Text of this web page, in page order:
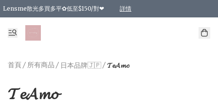
Lensme散光多買多平✿低至$150/對❤ 詳情
台灣Karacon⁩✧日拋 特價清貨❁⃘
日本韓國多款日/月拋現貨☼ 特價❤︎數量有限 售完即止
🇰🇷韓國多款月拋現貨 特價兩對$99✿數量有限 售完即止♫
精選商品，任選買2件或以上9 折；買4件或以上85 折；買6件或以上8 折
精選商品，任選買2件HKD 140.00；買4件HKD 260.00
精選商品，任選買2件HKD 190.00；買4件HKD 360.00
精選商品，任選買2件HKD 110.00；買4件HKD 180.00
精選商品，任選買2件HKD 170.00；買4件HKD 320.00
精選商品，任選買2件或以上減HKD 148.00
精選商品，任選買2件或以上減HKD 148.00
精選商品，任選買2件或以上95 折；買4件或以上9 折；買6件或以上85 折；買8件
精選商品，任選買12件或以上87 折
精選商品，任選買2件或以上減HKD 16.00；買4件或以上減HKD 32.00；買6
精選商品，任選買2件或以上95 折；買4件或以上9 折；買8件或以上85 折；買12
購物滿 HKD 800.00即享免運費優惠！（適用於 特定的送貨方式 )
首頁/ 所有商品 / 日本品牌🇯🇵/𝓣𝓮𝓐𝓶𝓸
𝓣𝓮𝓐𝓶𝓸